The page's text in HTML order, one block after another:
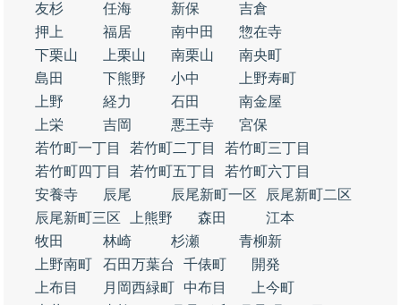
友杉
任海 新保
吉倉
押上
福居 南中田
惣在寺
下栗山
上栗山 南栗山
南央町
島田
下熊野 小中
上野寿町
上野
経力 石田
南金屋
上栄
吉岡 悪王寺
宮保
若竹町一丁目
若竹町二丁目
若竹町三丁目
若竹町四丁目
若竹町五丁目
若竹町六丁目
安養寺
辰尾 辰尾新町一区
辰尾新町二区
辰尾新町三区
上熊野 森田
江本
牧田
林崎 杉瀬
青柳新
上野南町
石田万葉台 千俵町
開発
上布目
月岡西緑町 中布目
上今町